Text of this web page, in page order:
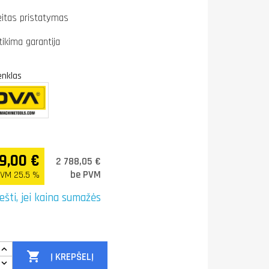
pristatymas
garantija
€
25.5 %
2 788,05 €
be PVM
jei kaina sumažės
 Į KREPŠELĮ